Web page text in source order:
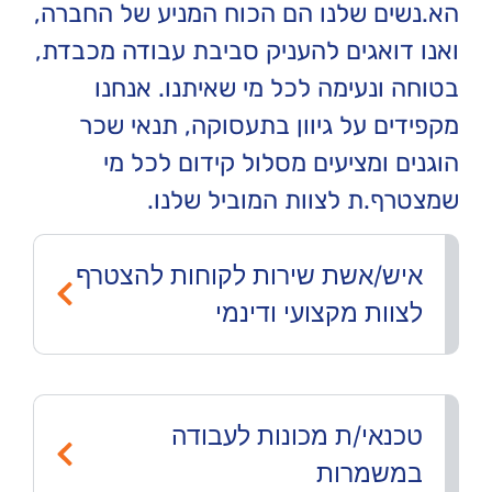
הא.נשים שלנו הם הכוח המניע של החברה,
ואנו דואגים להעניק סביבת עבודה מכבדת,
בטוחה ונעימה לכל מי שאיתנו. אנחנו
מקפידים על גיוון בתעסוקה, תנאי שכר
הוגנים ומציעים מסלול קידום לכל מי
שמצטרף.ת לצוות המוביל שלנו.
איש/אשת שירות לקוחות להצטרף
לצוות מקצועי ודינמי
טכנאי/ת מכונות לעבודה
במשמרות